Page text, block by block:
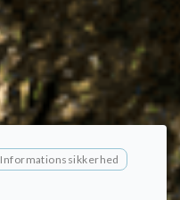
Informationssikkerhed